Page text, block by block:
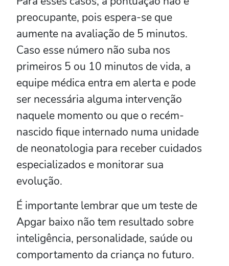
preocupante, pois espera-se que
aumente na avaliação de 5 minutos.
Caso esse número não suba nos
primeiros 5 ou 10 minutos de vida, a
equipe médica entra em alerta e pode
ser necessária alguma intervenção
naquele momento ou que o recém-
nascido fique internado numa unidade
de neonatologia para receber cuidados
especializados e monitorar sua
evolução.
É importante lembrar que um teste de
Apgar baixo não tem resultado sobre
inteligência, personalidade, saúde ou
comportamento da criança no futuro.